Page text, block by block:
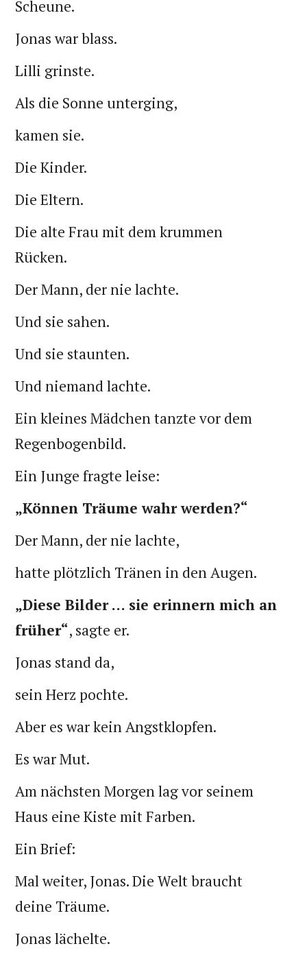
Scheune.
Jonas war blass.
Lilli grinste.
Als die Sonne unterging,
kamen sie.
Die Kinder.
Die Eltern.
Die alte Frau mit dem krummen
Rücken.
Der Mann, der nie lachte.
Und sie sahen.
Und sie staunten.
Und niemand lachte.
Ein kleines Mädchen tanzte vor dem
Regenbogenbild.
Ein Junge fragte leise:
„Können Träume wahr werden?“
Der Mann, der nie lachte,
hatte plötzlich Tränen in den Augen.
„Diese Bilder … sie erinnern mich an
früher“, sagte er.
Jonas stand da,
sein Herz pochte.
Aber es war kein Angstklopfen.
Es war Mut.
Am nächsten Morgen lag vor seinem
Haus eine Kiste mit Farben.
Ein Brief:
Mal weiter, Jonas. Die Welt braucht
deine Träume.
Jonas lächelte.